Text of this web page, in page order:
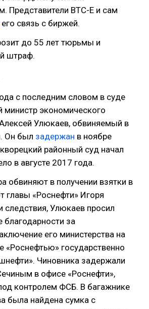
Представители BTC-E и сам
его связь с биржей.
до 55 лет тюрьмы и
штраф.
с последним словом в суде
экономического
Улюкаев, обвиняемый в
Он был задержан в ноябре
районный суд начал
в августе 2017 года.
обвиняют в получении взятки в
главы «Роснефти» Игоря
следствия, Улюкаев просил
благодарности за
его министерства на
«Роснефтью» государственно
Чиновника задержали
в офисе «Роснефти»,
контролем ФСБ. В багажнике
была найдена сумка с